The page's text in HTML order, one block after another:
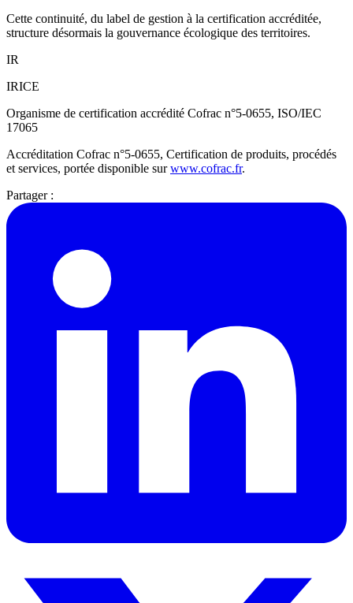
Cette continuité, du label de gestion à la certification accréditée,
structure désormais la gouvernance écologique des territoires.
IR
IRICE
Organisme de certification accrédité Cofrac n°5-0655, ISO/IEC
17065
Accréditation Cofrac n°5-0655, Certification de produits, procédés
et services, portée disponible surwww.cofrac.fr.
Partager :